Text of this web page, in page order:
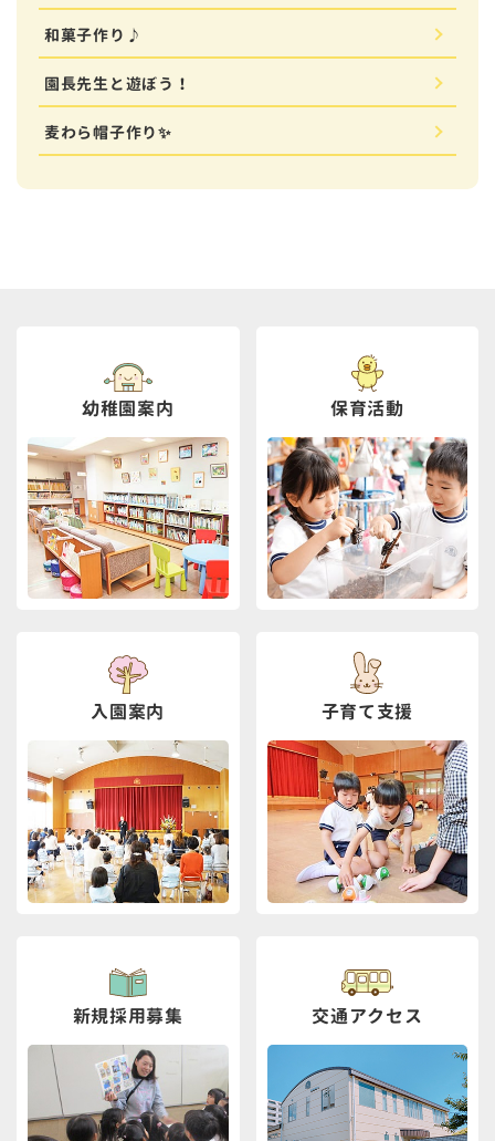
和菓子作り♪
園長先生と遊ぼう！
麦わら帽子作り✨
幼稚園案内 保育活動
入園案内 子育て支援
新規採用募集 交通アクセス